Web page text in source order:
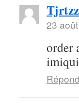
Tjrtzz
23
order